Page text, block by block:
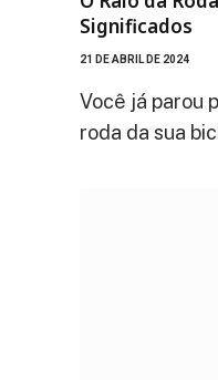
Significados
21 DE ABRIL DE 2024
Você já parou
roda da sua